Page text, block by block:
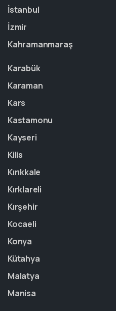
İstanbul
İzmir
Kahramanmaraş
Karabük
Karaman
Kars
Kastamonu
Kayseri
Kilis
Kırıkkale
Kırklareli
Kırşehir
Kocaeli
Konya
Kütahya
Malatya
Manisa